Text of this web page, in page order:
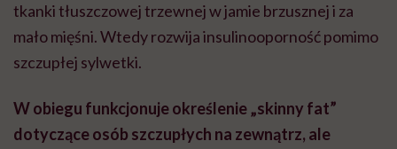
tkanki tłuszczowej trzewnej w jamie brzusznej i za
mało mięśni. Wtedy rozwija insulinooporność pomimo
szczupłej sylwetki.
W obiegu funkcjonuje określenie „skinny fat”
dotyczące osób szczupłych na zewnątrz, ale